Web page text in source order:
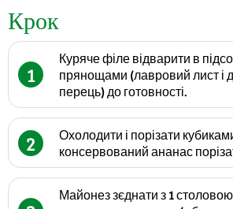
Крок
1
Куряче філе відварити в
прянощами (лавровий лист і
перець) до готовності.
2
Охолодити і порізати
консервований ананас
Майонез зєднати з 1